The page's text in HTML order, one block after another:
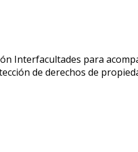
Interfacultades para
de derechos de